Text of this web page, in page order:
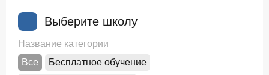
Выберите школу
Название категории
Все
Бесплатное обучение